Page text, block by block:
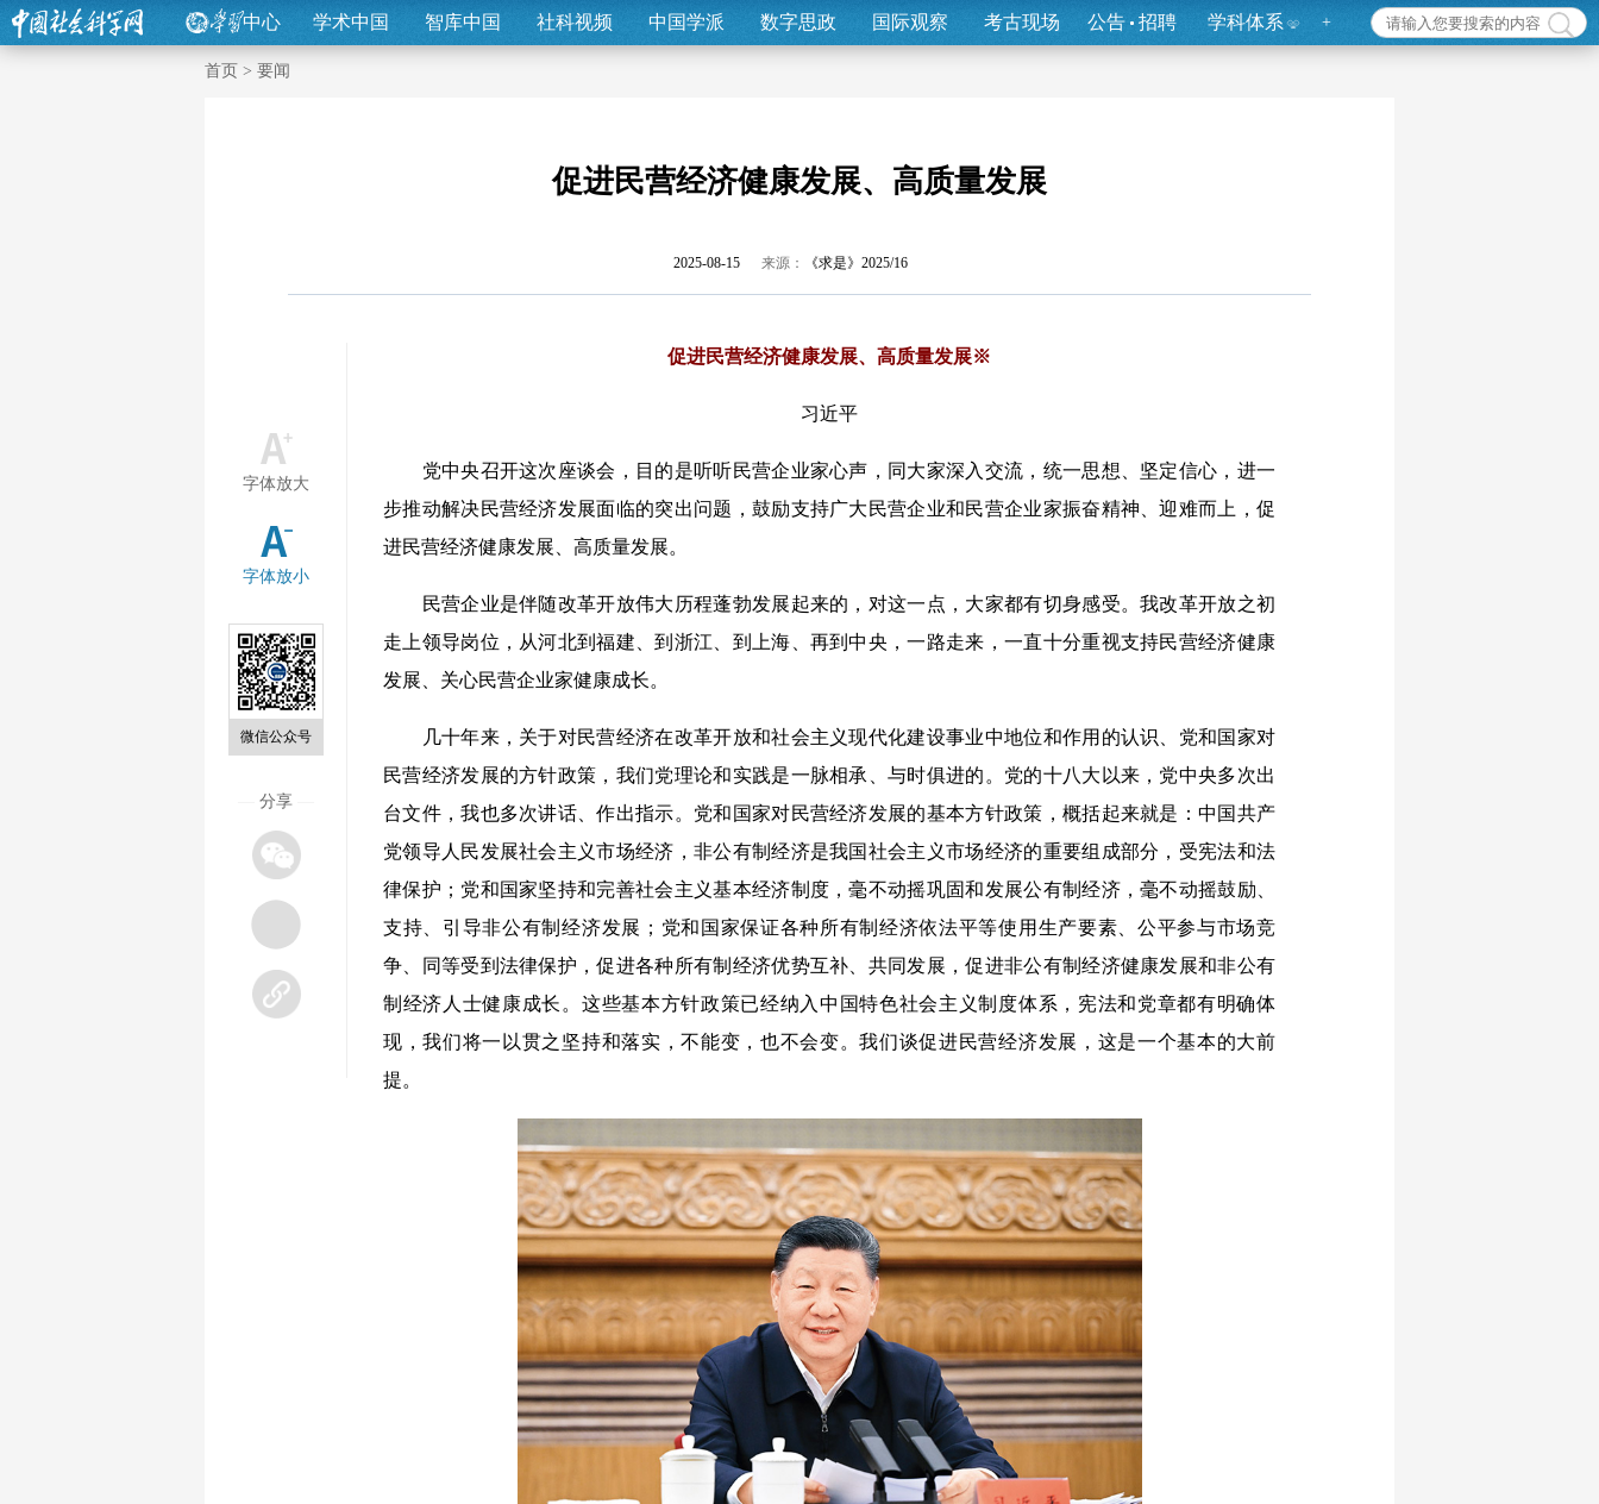
中心 学术中国 智库中国 社科视频 中国学派 数字思政 国际观察 考古现场 公告 招聘 学科体系 +
首页 > 要闻
促进民营经济健康发展、高质量发展
2025-08-15 来源： 《求是》2025/16
字体放大
字体放小
微信公众号
分享
促进民营经济健康发展、高质量发展※
习近平
党中央召开这次座谈会，目的是听听民营企业家心声，同大家深入交流，统一思想、坚定信心，进一
步推动解决民营经济发展面临的突出问题，鼓励支持广大民营企业和民营企业家振奋精神、迎难而上，促
进民营经济健康发展、高质量发展。
民营企业是伴随改革开放伟大历程蓬勃发展起来的，对这一点，大家都有切身感受。我改革开放之初
走上领导岗位，从河北到福建、到浙江、到上海、再到中央，一路走来，一直十分重视支持民营经济健康
发展、关心民营企业家健康成长。
几十年来，关于对民营经济在改革开放和社会主义现代化建设事业中地位和作用的认识、党和国家对
民营经济发展的方针政策，我们党理论和实践是一脉相承、与时俱进的。党的十八大以来，党中央多次出
台文件，我也多次讲话、作出指示。党和国家对民营经济发展的基本方针政策，概括起来就是：中国共产
党领导人民发展社会主义市场经济，非公有制经济是我国社会主义市场经济的重要组成部分，受宪法和法
律保护；党和国家坚持和完善社会主义基本经济制度，毫不动摇巩固和发展公有制经济，毫不动摇鼓励、
支持、引导非公有制经济发展；党和国家保证各种所有制经济依法平等使用生产要素、公平参与市场竞
争、同等受到法律保护，促进各种所有制经济优势互补、共同发展，促进非公有制经济健康发展和非公有
制经济人士健康成长。这些基本方针政策已经纳入中国特色社会主义制度体系，宪法和党章都有明确体
现，我们将一以贯之坚持和落实，不能变，也不会变。我们谈促进民营经济发展，这是一个基本的大前
提。